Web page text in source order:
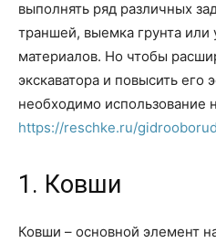
выполнять ряд различных
траншей, выемка грунта или
материалов. Но чтобы
экскаватора и повысить его
необходимо использование
https://reschke.ru/
1. Ковши
Ковши – основной элемент